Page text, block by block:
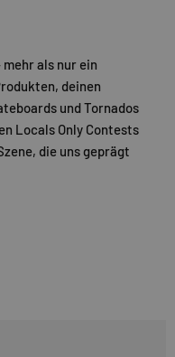
als nur ein
deinen
und Tornados
Locals Only Contests
die uns geprägt